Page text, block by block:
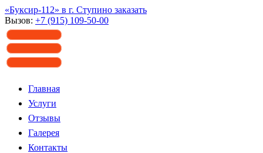
«Буксир-112» в г. Ступино заказать
Вызов: +7 (915) 109-50-00
Главная
Услуги
Отзывы
Галерея
Контакты